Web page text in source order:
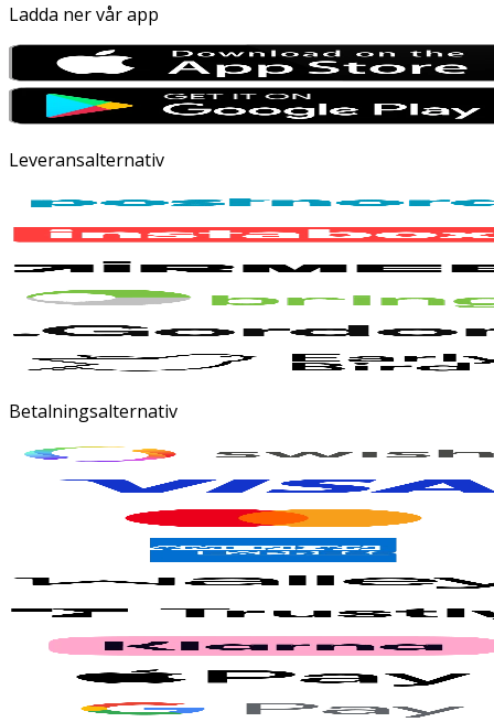
Ladda ner vår app
Leveransalternativ
Betalningsalternativ